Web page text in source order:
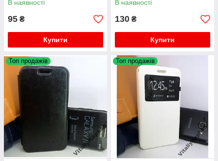
В наявності
95 ₴
Купити
В наявності
130 ₴
Купити
Топ продажів Топ продажів